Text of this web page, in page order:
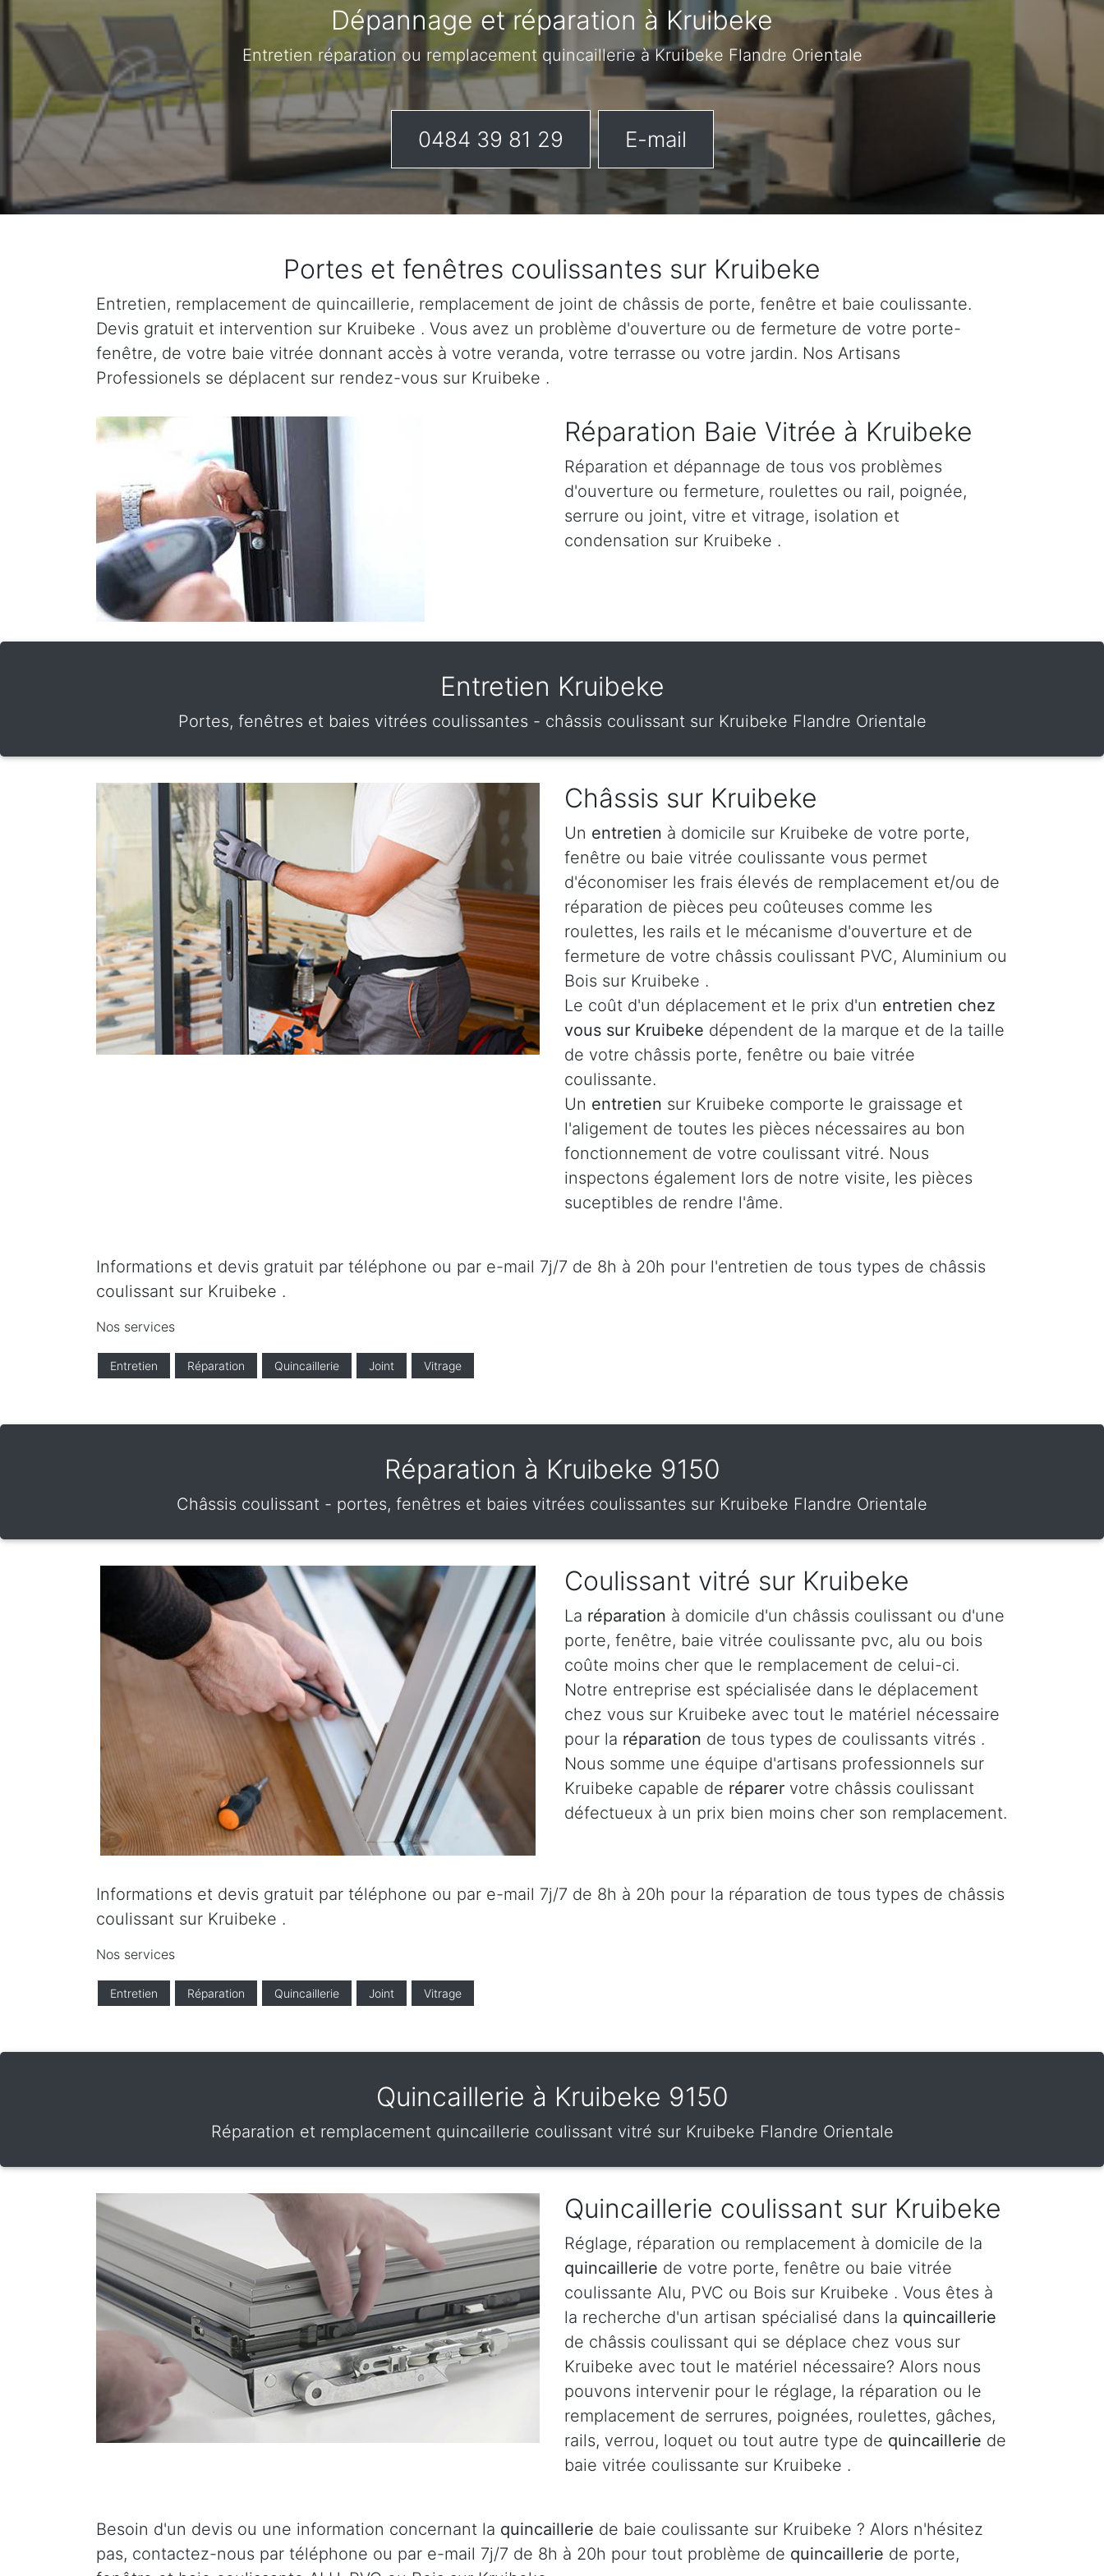
Dépannage et réparation à Kruibeke
Entretien réparation ou remplacement quincaillerie à Kruibeke Flandre Orientale
0484 39 81 29 E-mail
Portes et fenêtres coulissantes sur Kruibeke
Entretien, remplacement de quincaillerie, remplacement de joint de châssis de porte, fenêtre et baie coulissante.
Devis gratuit et intervention sur Kruibeke . Vous avez un problème d'ouverture ou de fermeture de votre porte-
fenêtre, de votre baie vitrée donnant accès à votre veranda, votre terrasse ou votre jardin. Nos Artisans
Professionels se déplacent sur rendez-vous sur Kruibeke .
Réparation Baie Vitrée à Kruibeke
Réparation et dépannage de tous vos problèmes
d'ouverture ou fermeture, roulettes ou rail, poignée,
serrure ou joint, vitre et vitrage, isolation et
condensation sur Kruibeke .
Entretien Kruibeke
Portes, fenêtres et baies vitrées coulissantes - châssis coulissant sur Kruibeke Flandre Orientale
Châssis sur Kruibeke
Un entretien à domicile sur Kruibeke de votre porte,
fenêtre ou baie vitrée coulissante vous permet
d'économiser les frais élevés de remplacement et/ou de
réparation de pièces peu coûteuses comme les
roulettes, les rails et le mécanisme d'ouverture et de
fermeture de votre châssis coulissant PVC, Aluminium ou
Bois sur Kruibeke .
Le coût d'un déplacement et le prix d'un entretien chez
vous sur Kruibeke dépendent de la marque et de la taille
de votre châssis porte, fenêtre ou baie vitrée
coulissante.
Un entretien sur Kruibeke comporte le graissage et
l'aligement de toutes les pièces nécessaires au bon
fonctionnement de votre coulissant vitré. Nous
inspectons également lors de notre visite, les pièces
suceptibles de rendre l'âme.
Informations et devis gratuit par téléphone ou par e-mail 7j/7 de 8h à 20h pour l'entretien de tous types de châssis
coulissant sur Kruibeke .
Nos services
Entretien Réparation Quincaillerie Joint Vitrage
Réparation à Kruibeke 9150
Châssis coulissant - portes, fenêtres et baies vitrées coulissantes sur Kruibeke Flandre Orientale
Coulissant vitré sur Kruibeke
La réparation à domicile d'un châssis coulissant ou d'une
porte, fenêtre, baie vitrée coulissante pvc, alu ou bois
coûte moins cher que le remplacement de celui-ci.
Notre entreprise est spécialisée dans le déplacement
chez vous sur Kruibeke avec tout le matériel nécessaire
pour la réparation de tous types de coulissants vitrés .
Nous somme une équipe d'artisans professionnels sur
Kruibeke capable de réparer votre châssis coulissant
défectueux à un prix bien moins cher son remplacement.
Informations et devis gratuit par téléphone ou par e-mail 7j/7 de 8h à 20h pour la réparation de tous types de châssis
coulissant sur Kruibeke .
Nos services
Entretien Réparation Quincaillerie Joint Vitrage
Quincaillerie à Kruibeke 9150
Réparation et remplacement quincaillerie coulissant vitré sur Kruibeke Flandre Orientale
Quincaillerie coulissant sur Kruibeke
Réglage, réparation ou remplacement à domicile de la
quincaillerie de votre porte, fenêtre ou baie vitrée
coulissante Alu, PVC ou Bois sur Kruibeke . Vous êtes à
la recherche d'un artisan spécialisé dans la quincaillerie
de châssis coulissant qui se déplace chez vous sur
Kruibeke avec tout le matériel nécessaire? Alors nous
pouvons intervenir pour le réglage, la réparation ou le
remplacement de serrures, poignées, roulettes, gâches,
rails, verrou, loquet ou tout autre type de quincaillerie de
baie vitrée coulissante sur Kruibeke .
Besoin d'un devis ou une information concernant la quincaillerie de baie coulissante sur Kruibeke ? Alors n'hésitez
pas, contactez-nous par téléphone ou par e-mail 7j/7 de 8h à 20h pour tout problème de quincaillerie de porte,